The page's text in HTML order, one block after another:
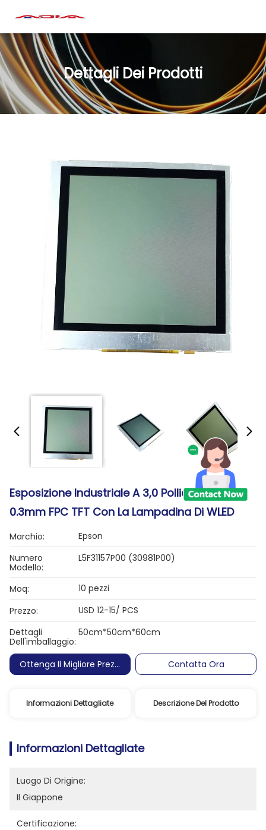
Dettagli Dei Prodotti
Esposizione Industriale A 3,0 Pollici Di Epson
0.3mm FPC TFT Con La Lampadina Di WLED
Marchio:
Epson
Numero
Modello:
L5F31157P00 (30981P00)
Moq:
10 pezzi
Prezzo:
USD 12-15/ PCS
Dettagli
Dell'imballaggio:
50cm*50cm*60cm
Ottenga Il Migliore Prezzo Contatta Ora
Informazioni Dettagliate Descrizione Del Prodotto
Informazioni Dettagliate
Luogo Di Origine:
Il Giappone
Certificazione: